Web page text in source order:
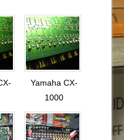
Yamaha CX-
1000